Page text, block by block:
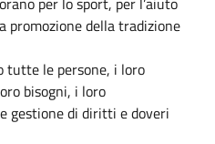
promozione della tradizione
tutte le persone, i loro
bisogni, i loro
gestione di diritti e doveri